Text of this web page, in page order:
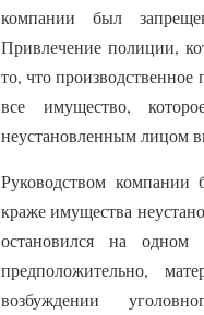
компании был
Привлечение полиции,
то, что
все имущество,
неустановленным лицом
Руководством
краже имущества
остановился на одном
предположительно,
возбуждении